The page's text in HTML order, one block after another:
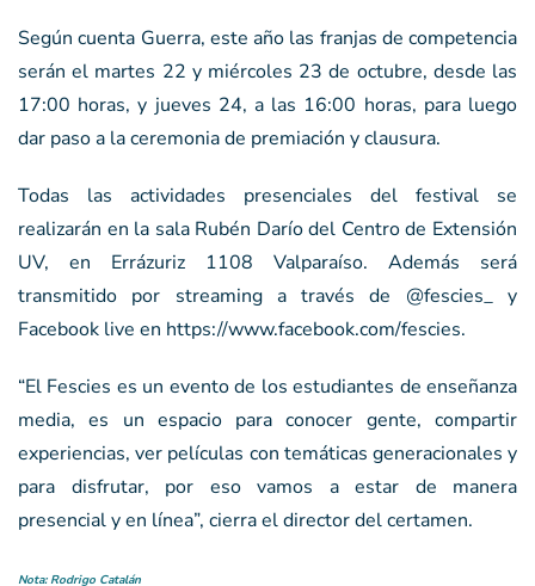
Según cuenta Guerra, este año las franjas de competencia
serán el martes 22 y miércoles 23 de octubre, desde las
17:00 horas, y jueves 24, a las 16:00 horas, para luego
dar paso a la ceremonia de premiación y clausura.
Todas las actividades presenciales del festival se
realizarán en la sala Rubén Darío del Centro de Extensión
UV, en Errázuriz 1108 Valparaíso. Además será
transmitido por streaming a través de @fescies_ y
Facebook live en https://www.facebook.com/fescies.
“El Fescies es un evento de los estudiantes de enseñanza
media, es un espacio para conocer gente, compartir
experiencias, ver películas con temáticas generacionales y
para disfrutar, por eso vamos a estar de manera
presencial y en línea”, cierra el director del certamen.
Nota: Rodrigo Catalán